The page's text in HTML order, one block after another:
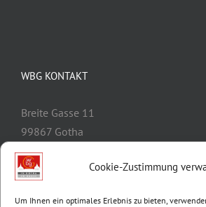
Cookie-Zustimmung
Um Ihnen ein optimales Erlebnis zu bieten,
WBG KONTAKT
Breite Gasse 11
99867 Gotha
Telefon:
E-Mail:
info@wbg-gotha.de